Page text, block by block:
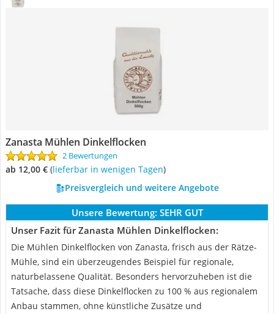
Zanasta Mühlen Dinkelflocken
2 Bewertungen
ab 12,00 € ( Lieferbar in wenigen Tagen)
Preisvergleich und weitere Angebote
Unsere Bewertung: SEHR GUT
Unser Fazit für Zanasta Mühlen Dinkelflocken:
Die Mühlen Dinkelflocken von Zanasta, frisch aus der Rätze-
Mühle, sind ein überzeugendes Beispiel für regionale,
naturbelassene Qualität. Besonders hervorzuheben ist die
Tatsache, dass diese Dinkelflocken zu 100 % aus regionalem
Anbau stammen, ohne künstliche Zusätze und